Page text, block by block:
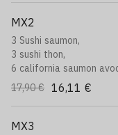
MX2
3 Sushi saumon,
3 sushi thon,
6 california saumon
+ 4 brochettes:
1 boulette de poulet, 1
17,90 € 16,11 €
MX3